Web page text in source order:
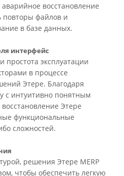
восстановление
повторы файлов и
в базе данных.
интерфейс
простота эксплуатации
в процессе
Этере. Благодаря
с интуитивно понятным
Этере
функциональные
сложностей.
решения Этере MERP
чтобы обеспечить легкую